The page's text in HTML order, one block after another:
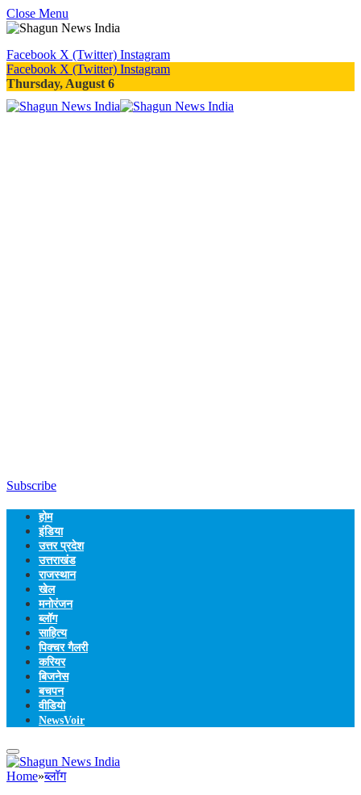
Close Menu
Facebook X (Twitter) Instagram
Facebook X (Twitter) Instagram
Thursday, August 6
Subscribe
होम
इंडिया
उत्तर प्रदेश
उत्तराखंड
राजस्थान
खेल
मनोरंजन
ब्लॉग
साहित्य
पिक्चर गैलरी
करियर
बिजनेस
बचपन
वीडियो
NewsVoir
Home»ब्लॉग